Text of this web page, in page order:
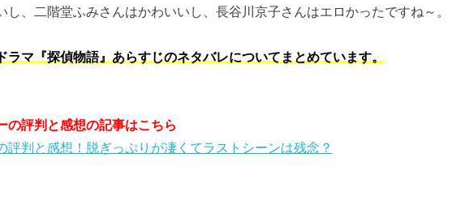
し、二階堂ふみさんはかわいいし、長谷川京子さんはエロかったですね～。
ラマ『探偵物語』あらすじのネタバレについてまとめています。
の評判と感想の記事はこちら
評判と感想！脱ぎっぷりが凄くてラストシーンは残念？